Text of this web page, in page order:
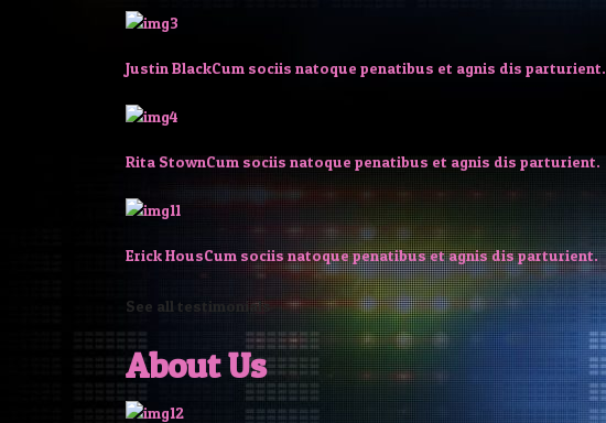
Justin BlackCum sociis natoque penatibus et agnis dis parturient.
Rita StownCum sociis natoque penatibus et agnis dis parturient.
Erick HousCum sociis natoque penatibus et agnis dis parturient.
See all testimonials
About Us